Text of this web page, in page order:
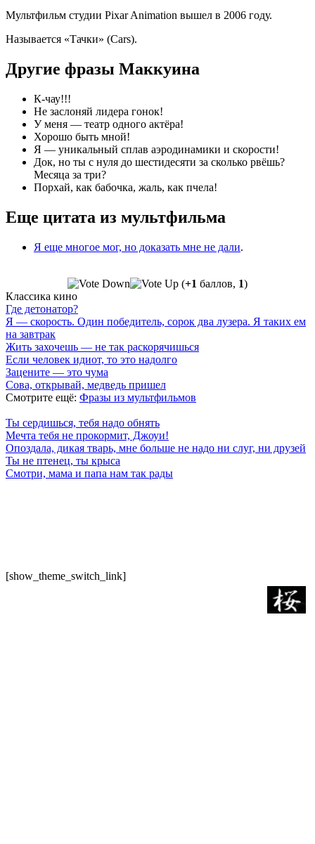
Мультфильм студии Pixar Animation вышел в 2006 году.
Называется «Тачки» (Cars).
Другие фразы Маккуина
К-чау!!!
Не заслоняй лидера гонок!
У меня — театр одного актёра!
Хорошо быть мной!
Я — уникальный сплав аэродинамики и скорости!
Док, но ты с нуля до шестидесяти за сколько рвёшь?
Месяца за три?
Порхай, как бабочка, жаль, как пчела!
Еще цитата из мультфильма
Я еще многое мог, но доказать мне не дали.
(+1 баллов, 1)
Классика кино
Где детонатор?
Я — скорость. Один победитель, сорок два лузера. Я таких ем
на завтрак
Жить захочешь — не так раскорячишься
Если человек идиот, то это надолго
Зацените — это чума
Сова, открывай, медведь пришел
Смотрите ещё: Фразы из мультфильмов
Ты сердишься, тебя надо обнять
Мечта тебя не прокормит, Джоуи!
Опоздала, дикая тварь, мне больше не надо ни слуг, ни друзей
Ты не птенец, ты крыса
Смотри, мама и папа нам так рады
[show_theme_switch_link]